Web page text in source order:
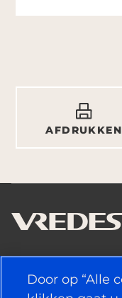
AFDRUKKEN
Door op “Alle